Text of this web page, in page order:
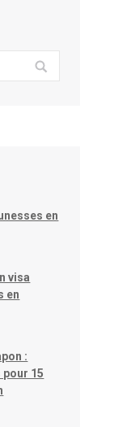
en
visa
en
:
15